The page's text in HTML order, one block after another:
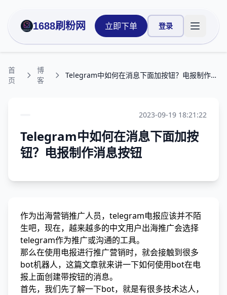
1688刷粉网 立即下单 登录 打开主
首
页
博
客
Telegram中如何在消息下面加按钮？电报制作消息按钮
2023-09-19 18:21:22
Telegram中如何在消息下面加按
钮？电报制作消息按钮
作为出海营销推广人员，telegram电报应该并不陌
生吧，现在，越来越多的中文用户出海推广会选择
telegram作为推广或沟通的工具。
那么在使用电报进行推广营销时，就会接触到很多
bot机器人，这篇文章就来讲一下如何使用bot在电
报上面创建带按钮的消息。
首先，我们先了解一下bot，就是有很多技术达人，